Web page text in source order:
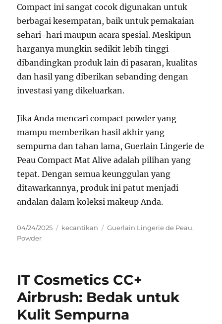
Compact ini sangat cocok digunakan untuk
berbagai kesempatan, baik untuk pemakaian
sehari-hari maupun acara spesial. Meskipun
harganya mungkin sedikit lebih tinggi
dibandingkan produk lain di pasaran, kualitas
dan hasil yang diberikan sebanding dengan
investasi yang dikeluarkan.
Jika Anda mencari compact powder yang
mampu memberikan hasil akhir yang
sempurna dan tahan lama, Guerlain Lingerie de
Peau Compact Mat Alive adalah pilihan yang
tepat. Dengan semua keunggulan yang
ditawarkannya, produk ini patut menjadi
andalan dalam koleksi makeup Anda.
Posted
on
04/24/2025 Categories
kecantikan Tags
Guerlain Lingerie de Peau,
Powder
IT Cosmetics CC+
Airbrush: Bedak untuk
Kulit Sempurna